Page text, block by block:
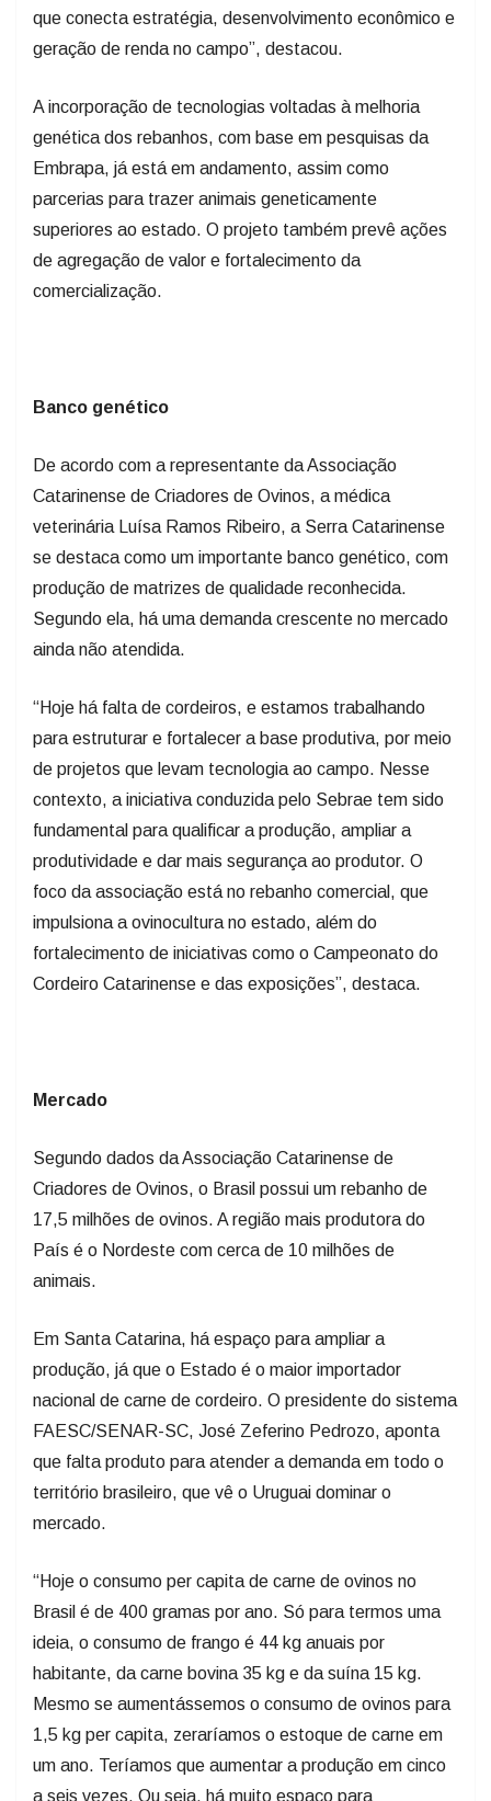
geração de renda no campo”, destacou.
genética dos rebanhos, com base em pesquisas da
Embrapa, já está em andamento, assim como
parcerias para trazer animais geneticamente
superiores ao estado. O projeto também prevê ações
de agregação de valor e fortalecimento da
comercialização.
Catarinense de Criadores de Ovinos, a médica
veterinária Luísa Ramos Ribeiro, a Serra Catarinense
se destaca como um importante banco genético, com
produção de matrizes de qualidade reconhecida.
Segundo ela, há uma demanda crescente no mercado
ainda não atendida.
para estruturar e fortalecer a base produtiva, por meio
de projetos que levam tecnologia ao campo. Nesse
contexto, a iniciativa conduzida pelo Sebrae tem sido
fundamental para qualificar a produção, ampliar a
produtividade e dar mais segurança ao produtor. O
foco da associação está no rebanho comercial, que
impulsiona a ovinocultura no estado, além do
fortalecimento de iniciativas como o Campeonato do
Cordeiro Catarinense e das exposições”, destaca.
Criadores de Ovinos, o Brasil possui um rebanho de
17,5 milhões de ovinos. A região mais produtora do
País é o Nordeste com cerca de 10 milhões de
animais.
produção, já que o Estado é o maior importador
nacional de carne de cordeiro. O presidente do sistema
FAESC/SENAR-SC, José Zeferino Pedrozo, aponta
que falta produto para atender a demanda em todo o
território brasileiro, que vê o Uruguai dominar o
mercado.
Brasil é de 400 gramas por ano. Só para termos uma
ideia, o consumo de frango é 44 kg anuais por
habitante, da carne bovina 35 kg e da suína 15 kg.
Mesmo se aumentássemos o consumo de ovinos para
1,5 kg per capita, zeraríamos o estoque de carne em
um ano. Teríamos que aumentar a produção em cinco
a seis vezes. Ou seja, há muito espaço para
desenvolvermos a cadeia e é esse esforço que o